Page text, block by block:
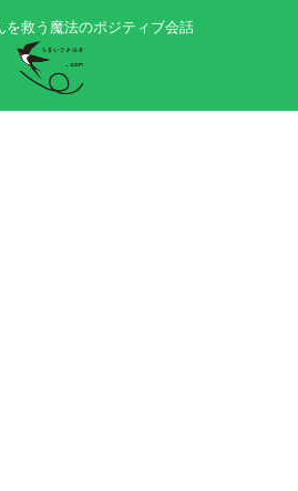
を救う魔法のポジティブ会話